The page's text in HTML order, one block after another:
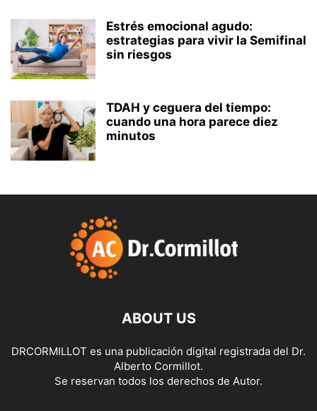
Estrés emocional agudo:
estrategias para vivir la Semifinal
sin riesgos
TDAH y ceguera del tiempo:
cuando una hora parece diez
minutos
ABOUT US
DRCORMILLOT es una publicación digital registrada del Dr.
Alberto Cormillot.
Se reservan todos los derechos de Autor.